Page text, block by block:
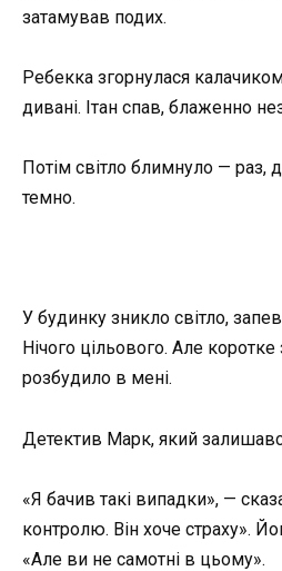
затамував подих.
Ребекка згорнулася
дивані. Ітан спав, блаженно
Потім світло блимнуло — раз,
темно.
У будинку зникло світло,
Нічого цільового. Але
розбудило в мені.
Детектив Марк, який
«Я бачив такі випадки», —
контролю. Він хоче страху».
«Але ви не самотні в цьому».